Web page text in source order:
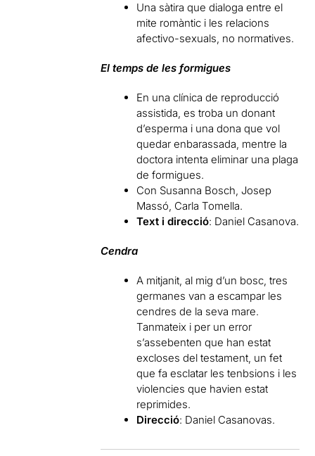
Una sàtira que dialoga entre el
mite romàntic i les relacions
afectivo-sexuals, no normatives.
El temps de les formigues
En una clínica de reproducció
assistida, es troba un donant
d’esperma i una dona que vol
quedar enbarassada, mentre la
doctora intenta eliminar una plaga
de formigues.
Con Susanna Bosch, Josep
Massó, Carla Tomella.
Text i direcció: Daniel Casanova.
Cendra
A mitjanit, al mig d’un bosc, tres
germanes van a escampar les
cendres de la seva mare.
Tanmateix i per un error
s’assebenten que han estat
excloses del testament, un fet
que fa esclatar les tenbsions i les
violencies que havien estat
reprimides.
Direcció: Daniel Casanovas.